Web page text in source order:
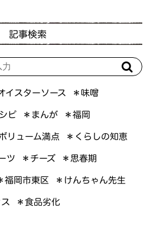
記事検索
イスターソース ＊味噌
ピ ＊まんが ＊福岡
リューム満点 ＊くらしの知恵
ツ ＊チーズ ＊思春期
福岡市東区 ＊けんちゃん先生
＊食品劣化